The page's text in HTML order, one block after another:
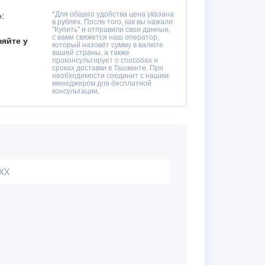
у
*Для общего удобства цена указана
в рублях. После того, как вы нажали
"Купить" и отправили свои данные,
с вами свяжется наш оператор,
который назовёт сумму в валюте
вашей страны, а также
проконсультирует о способах и
сроках доставки в Ташкенте. При
необходимости соединит с нашим
менеджером для бесплатной
консультации.